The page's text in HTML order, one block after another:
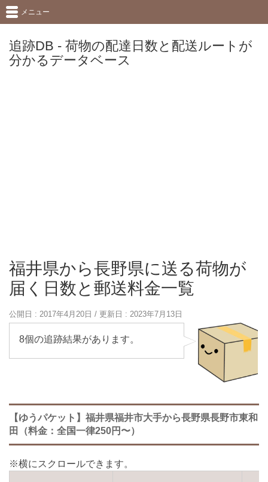
追跡DB - 荷物の配達日数と配送ルートが
分かるデータベース
メニュー
福井県から長野県に送る荷物が
届く日数と郵送料金一覧
公開日 : 2017年4月20日 / 更新日 : 2023年7月13日
8個の追跡結果があります。
【ゆうパケット】福井県福井市大手から長野県長野市東和
田（料金：全国一律250円〜）